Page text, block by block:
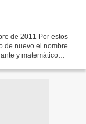
de 2011 Por estos
de nuevo el nombre
y matemático